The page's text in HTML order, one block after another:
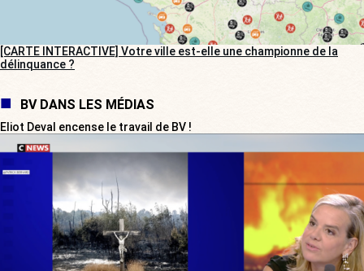
[CARTE INTERACTIVE] Votre ville est-elle une championne de la
délinquance ?
BV DANS LES MÉDIAS
Eliot Deval encense le travail de BV !